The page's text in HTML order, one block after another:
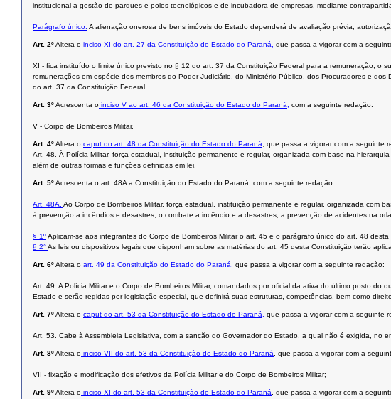
institucional a gestão de parques e polos tecnológicos e de incubadora de empresas, mediante
Parágrafo único. A alienação onerosa de bens imóveis do Estado dependerá de avaliação prévia,
Art. 2ºAltera o inciso XI do art. 27 da Constituição do Estado do Paraná, que passa a vigorar com a
XI - fica instituído o limite único previsto no § 12 do art. 37 da Constituição Federal para a remuneração,
remunerações em espécie dos membros do Poder Judiciário, do Ministério Público, dos Procuradores e
do art. 37 da Constituição Federal.
Art. 3ºAcrescenta o inciso V ao art. 46 da Constituição do Estado do Paraná, com a seguinte redação:
V - Corpo de Bombeiros Militar.
Art. 4ºAltera o caput do art. 48 da Constituição do Estado do Paraná, que passa a vigorar com a seguinte
Art. 48. À Polícia Militar, força estadual, instituição permanente e regular, organizada com base na
além de outras formas e funções definidas em lei.
Art. 5ºAcrescenta o art. 48A a Constituição do Estado do Paraná, com a seguinte redação:
Art. 48A. Ao Corpo de Bombeiros Militar, força estadual, instituição permanente e regular, organizada com
à prevenção a incêndios e desastres, o combate a incêndio e a desastres, a prevenção de acidentes na
§ 1ºAplicam-se aos integrantes do Corpo de Bombeiros Militar o art. 45 e o parágrafo único do art. 48 desta
§ 2°As leis ou dispositivos legais que disponham sobre as matérias do art. 45 desta Constituição terão
Art. 6ºAltera o art. 49 da Constituição do Estado do Paraná, que passa a vigorar com a seguinte redação:
Art. 49. A Polícia Militar e o Corpo de Bombeiros Militar, comandados por oficial da ativa do último posto
Estado e serão regidas por legislação especial, que definirá suas estruturas, competências, bem como
Art. 7ºAltera o caput do art. 53 da Constituição do Estado do Paraná, que passa a vigorar com a seguinte
Art. 53. Cabe à Assembleia Legislativa, com a sanção do Governador do Estado, a qual não é exigida,
Art. 8ºAltera o inciso VII do art. 53 da Constituição do Estado do Paraná, que passa a vigorar com a
VII - fixação e modificação dos efetivos da Polícia Militar e do Corpo de Bombeiros Militar;
Art. 9ºAltera o inciso XI do art. 53 da Constituição do Estado do Paraná, que passa a vigorar com a